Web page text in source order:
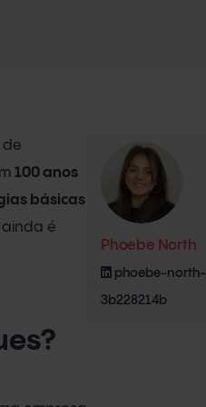
de
100 anos
básicas
ainda é
Phoebe North
phoebe-north-
3b228214b